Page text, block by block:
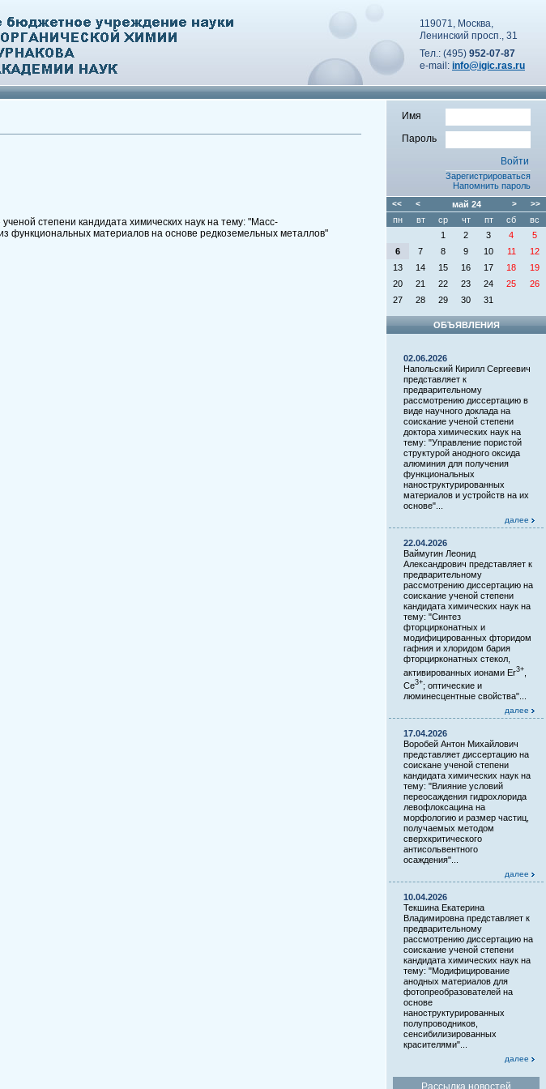
119071, Москва,
Ленинский просп., 31
Тел.: (495) 952-07-87
e-mail: info@igic.ras.ru
степени кандидата химических наук на тему: "Масс-
функциональных материалов на основе редкоземельных металлов"
Имя
Пароль
Зарегистрироваться
Напомнить пароль
<< < май 24 > >>
пн вт ср чт пт сб
вс
1
2 3 4
5
6
7 8 9 10 11
12
13
14 15 16 17 18
19
20
21 22 23 24 25
26
27
28 29 30 31
ОБЪЯВЛЕНИЯ
02.06.2026
Напольский Кирилл Сергеевич
представляет к
предварительному
рассмотрению диссертацию в
виде научного доклада на
соискание ученой степени
доктора химических наук на
тему: "Управление пористой
структурой анодного оксида
алюминия для получения
функциональных
наноструктурированных
материалов и устройств на их
основе"...
далее
22.04.2026
Ваймугин Леонид
Александрович представляет к
предварительному
рассмотрению диссертацию на
соискание ученой степени
кандидата химических наук на
тему: "Синтез
фторцирконатных и
модифицированных фторидом
гафния и хлоридом бария
фторцирконатных стекол,
активированных ионами Er3+
Ce3+; оптические и
люминесцентные свойства"...
далее
17.04.2026
Воробей Антон Михайлович
представляет диссертацию на
соискане ученой степени
кандидата химических наук на
тему: "Влияние условий
переосаждения гидрохлорида
левофлоксацина на
морфологию и размер частиц,
получаемых методом
сверхкритического
антисольвентного
осаждения"...
далее
10.04.2026
Текшина Екатерина
Владимировна представляет к
предварительному
рассмотрению диссертацию на
соискание ученой степени
кандидата химических наук на
тему: "Модифицирование
анодных материалов для
фотопреобразователей на
основе
наноструктурированных
полупроводников,
сенсибилизированных
красителями"...
далее